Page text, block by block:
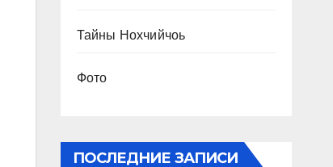
Тайны Нохчийчоь
Фото
ПОСЛЕДНИЕ ЗАПИСИ